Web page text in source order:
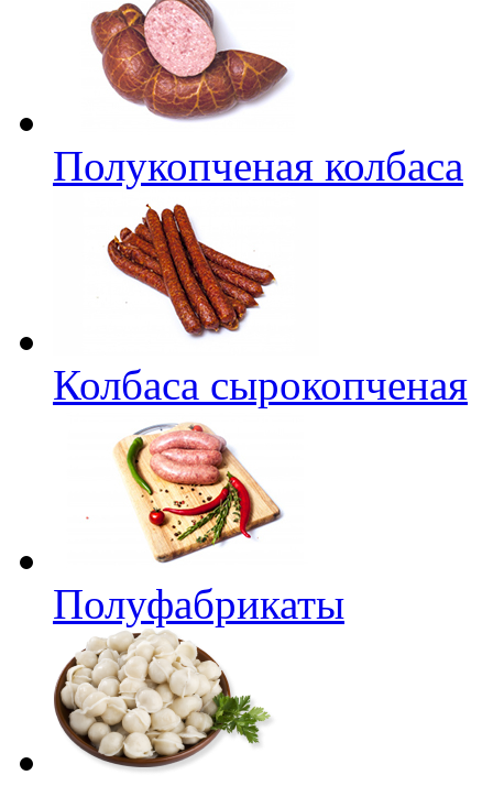
Полукопченая колбаса
Колбаса сырокопченая
Полуфабрикаты